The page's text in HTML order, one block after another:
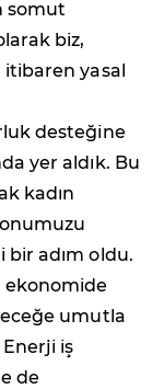
somut
biz,
yasal
desteğine
yer aldık. Bu
kadın
adım oldu.
ekonomide
umutla
iş
de